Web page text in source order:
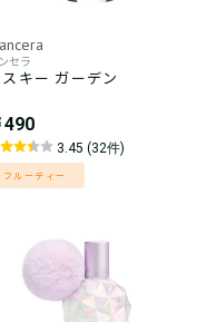
セラ
キー ガーデン
490
3.45 (32件)
フルーティー